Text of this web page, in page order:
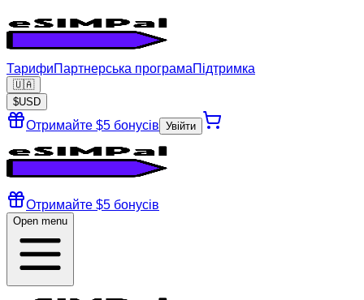
ТарифиПартнерська програмаПідтримка
🇺🇦
$USD
Отримайте $5 бонусів Увійти
Отримайте $5 бонусів
Open menu